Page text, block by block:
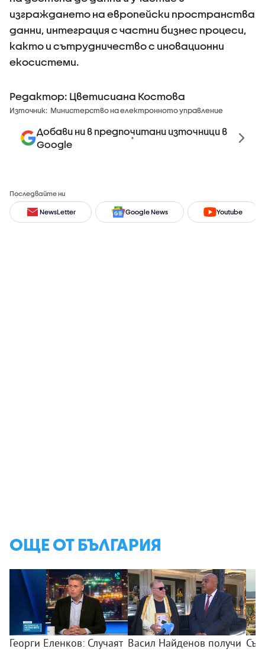
изграждането на европейски пространства
данни, интеграция с частни бизнес процеси,
както и сътрудничество с иновационни
екосистеми.
Редактор: Цветисиана Костова
Източник: Министерство на електронното управление
Добави ни в предпочитани източници в
Google
Последвайте ни
NewsLetter Google News Youtube
ОЩЕ ОТ БЪЛГАРИЯ
Георги Еленков: Случаят Васил Найденов получи